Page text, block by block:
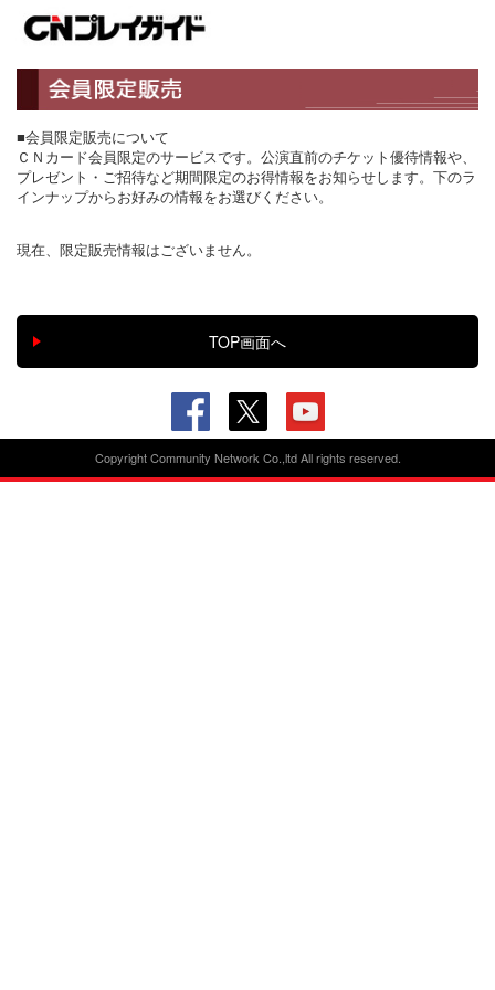
■会員限定販売について
ＣＮカード会員限定のサービスです。公演直前のチケット優待情報や、
プレゼント・ご招待など期間限定のお得情報をお知らせします。下のラ
インナップからお好みの情報をお選びください。
現在、限定販売情報はございません。
Copyright Community Network Co.,ltd All rights reserved.